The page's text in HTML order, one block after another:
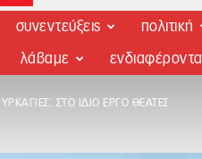
συνεντεύξεις πολιτική
λάβαμε ενδιαφέροντα
ΣΤΟ ΊΔΙΟ ΈΡΓΟ ΘΕΑΤΈΣ